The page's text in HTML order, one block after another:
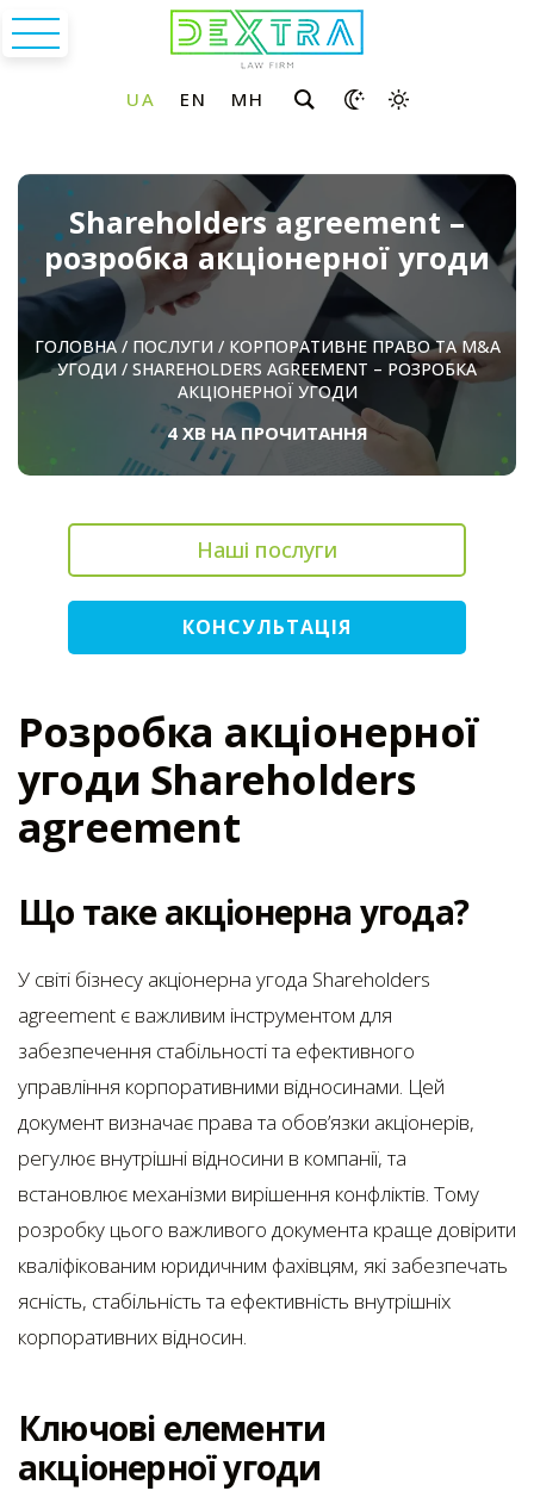
Shareholders agreement –
розробка акціонерної угоди
ГОЛОВНА/ ПОСЛУГИ / КОРПОРАТИВНЕ ПРАВО ТА M&A
УГОДИ / SHAREHOLDERS AGREEMENT – РОЗРОБКА
АКЦІОНЕРНОЇ УГОДИ
4 ХВ НА ПРОЧИТАННЯ
Наші послуги
КОНСУЛЬТАЦІЯ
Розробка акціонерної
угоди Shareholders
agreement
Що таке акціонерна угода?
У світі бізнесу акціонерна угода Shareholders
agreement є важливим інструментом для
забезпечення стабільності та ефективного
управління корпоративними відносинами. Цей
документ визначає права та обов’язки акціонерів,
регулює внутрішні відносини в компанії, та
встановлює механізми вирішення конфліктів. Тому
розробку цього важливого документа краще довірити
кваліфікованим юридичним фахівцям, які забезпечать
ясність, стабільність та ефективність внутрішніх
корпоративних відносин.
Ключові елементи
акціонерної угоди